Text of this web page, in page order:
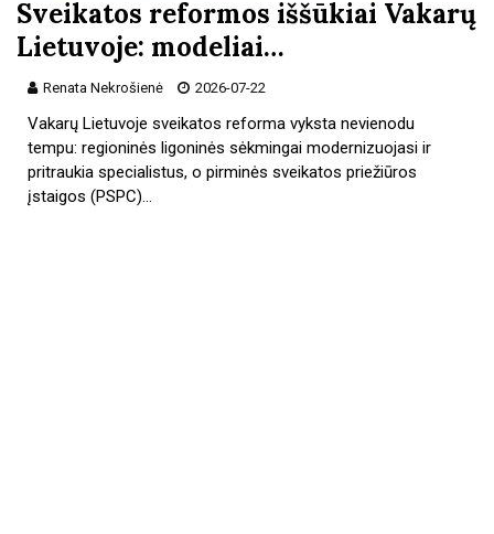
Sveikatos reformos iššūkiai Vakarų
Lietuvoje: modeliai…
Renata Nekrošienė 2026-07-22
Vakarų Lietuvoje sveikatos reforma vyksta nevienodu
tempu: regioninės ligoninės sėkmingai modernizuojasi ir
pritraukia specialistus, o pirminės sveikatos priežiūros
įstaigos (PSPC)…